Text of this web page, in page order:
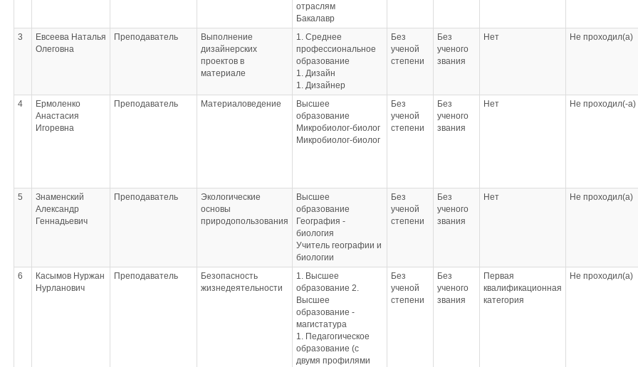
графики;
Основы
менеджмента;
Технология
выполнения работ
Исполнитель
отраслям
Бакалавр
воспитательную
деятельность
2022, Оказание
3
Евсеева Наталья
Олеговна
Преподаватель
Выполнение
дизайнерских
проектов в
материале
1. Среднее
профессиональное
образование
1. Дизайн
1. Дизайнер
Без
ученой
степени
Без
ученого
звания
Нет Не проходил(а)
4
Ермоленко
Анастасия
Игоревна
Преподаватель Материаловедение
Высшее
образование
Микробиолог-биолог
Микробиолог-биолог
Без
ученой
степени
Без
ученого
звания
Нет Не проходил(-а)
5
Знаменский
Александр
Геннадьевич
Преподаватель
Экологические
основы
природопользования
Высшее
образование
География -
биология
Учитель географии и
биологии
Без
ученой
степени
Без
ученого
звания
Нет Не проходил(а)
6
Касымов Нуржан
Нурланович
Преподаватель
Безопасность
жизнедеятельности
1. Высшее
образование 2.
Высшее
образование -
магистатура
1. Педагогическое
образование (с
двумя профилями
Без
ученой
степени
Без
ученого
звания
Первая
квалификационная
категория
Не проходил(а)